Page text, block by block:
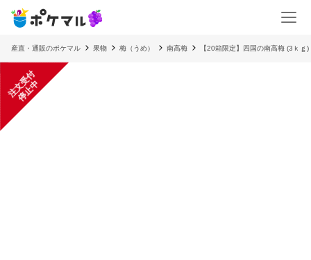
産直・通販のポケマル 果物 梅（うめ） 南高梅 【20箱限定】四国の南高梅 (3ｋｇ
注
文
受
付
停
止
中